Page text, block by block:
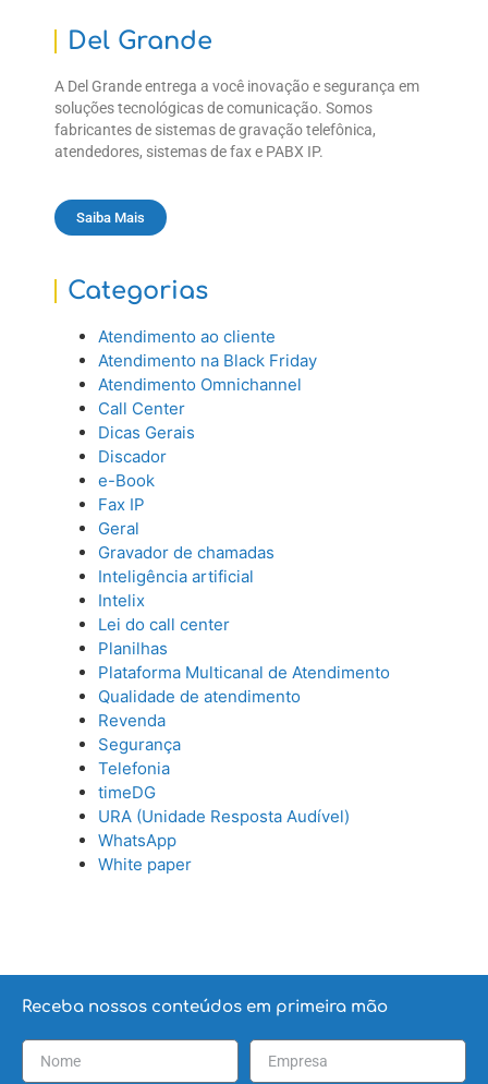
Del Grande
A Del Grande entrega a você inovação e segurança em
soluções tecnológicas de comunicação. Somos
fabricantes de sistemas de gravação telefônica,
atendedores, sistemas de fax e PABX IP.
Saiba Mais
Categorias
Atendimento ao cliente
Atendimento na Black Friday
Atendimento Omnichannel
Call Center
Dicas Gerais
Discador
e-Book
Fax IP
Geral
Gravador de chamadas
Inteligência artificial
Intelix
Lei do call center
Planilhas
Plataforma Multicanal de Atendimento
Qualidade de atendimento
Revenda
Segurança
Telefonia
timeDG
URA (Unidade Resposta Audível)
WhatsApp
White paper
Receba nossos conteúdos em primeira mão